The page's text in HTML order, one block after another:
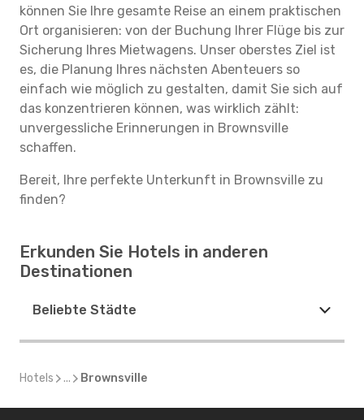
können Sie Ihre gesamte Reise an einem praktischen
Ort organisieren: von der Buchung Ihrer Flüge bis zur
Sicherung Ihres Mietwagens. Unser oberstes Ziel ist
es, die Planung Ihres nächsten Abenteuers so
einfach wie möglich zu gestalten, damit Sie sich auf
das konzentrieren können, was wirklich zählt:
unvergessliche Erinnerungen in Brownsville
schaffen.
Bereit, Ihre perfekte Unterkunft in Brownsville zu
finden?
Erkunden Sie Hotels in anderen
Destinationen
Beliebte Städte
Hotels ... Brownsville